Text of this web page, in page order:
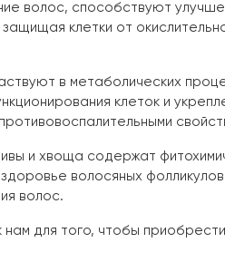
волос, способствуют
защищая клетки от
в метаболических
клеток и
и хвоща содержат
волосяных
волос.
для того, чтобы приобрести